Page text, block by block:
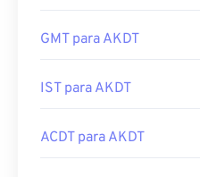
GMT para AKDT
IST para AKDT
ACDT para AKDT